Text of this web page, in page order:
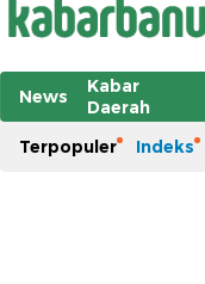
News
Kabar
Daerah
Terpopuler Indeks